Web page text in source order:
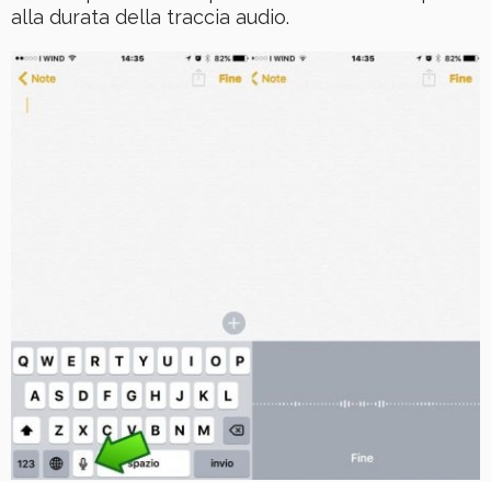
alla durata della traccia audio.